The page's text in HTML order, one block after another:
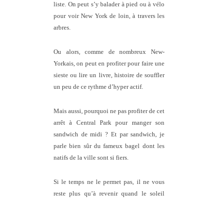
liste. On peut s’y balader à pied ou à vélo
pour voir New York de loin, à travers les
arbres.
Ou alors, comme de nombreux New-
Yorkais, on peut en profiter pour faire une
sieste ou lire un livre, histoire de souffler
un peu de ce rythme d’hyper actif.
Mais aussi, pourquoi ne pas profiter de cet
arrêt à Central Park pour manger son
sandwich de midi ? Et par sandwich, je
parle bien sûr du fameux bagel dont les
natifs de la ville sont si fiers.
Si le temps ne le permet pas, il ne vous
reste plus qu’à revenir quand le soleil